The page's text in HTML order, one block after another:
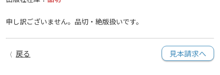
申し訳ございません。品切・絶版扱いです。
戻る 見本請求へ